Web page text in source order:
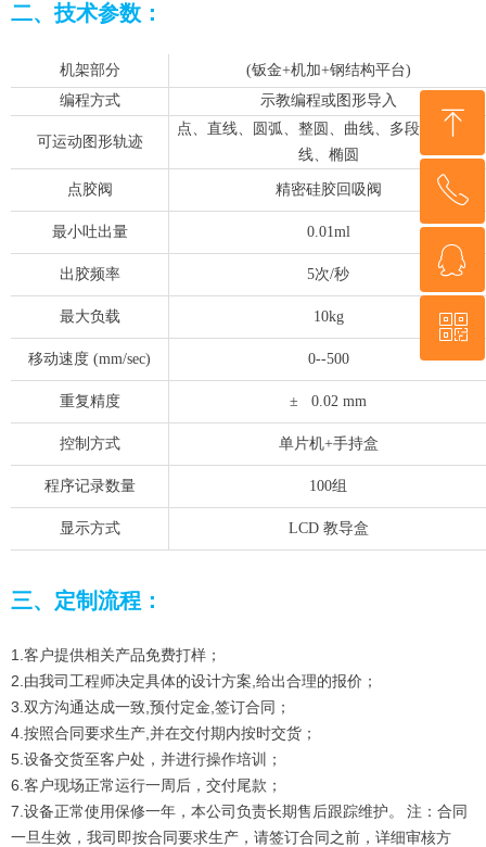
二、技术参数：
机架部分
(钣金+机加+钢结构平台)
编程方式
示教编程或图形导入
可运动图形轨迹
点、直线、圆弧、整圆、曲线、多段线、螺旋
线、椭圆
点胶阀 精密硅胶回吸阀
最小吐出量 0.01ml
出胶频率 5次/秒
最大负载 10kg
移动速度 (mm/sec) 0--500
重复精度 ± 0.02 mm
控制方式 单片机+手持盒
程序记录数量 100组
显示方式 LCD 教导盒
三、定制流程：
1.客户提供相关产品免费打样；
2.由我司工程师决定具体的设计方案,给出合理的报价；
3.双方沟通达成一致,预付定金,签订合同；
4.按照合同要求生产,并在交付期内按时交货；
5.设备交货至客户处，并进行操作培训；
6.客户现场正常运行一周后，交付尾款；
7.设备正常使用保修一年，本公司负责长期售后跟踪维护。 注：合同
一旦生效，我司即按合同要求生产，请签订合同之前，详细审核方
ꁸ
回到顶部
ꂅ
13360482989
ꁗ
QQ客服
ꀥ